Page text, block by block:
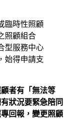
臨時性照顧
照顧組合
型服務中心
始得申請支
者有「無法等
狀況要緊急陪同
回報，變更照顧